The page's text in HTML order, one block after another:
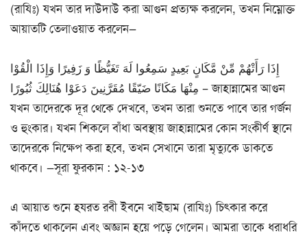
(রাযিঃ) যখন তার দাউদাউ করা আগুন প্রত্যক্ষ করলেন, তখন নিম্নোক্ত
আয়াতটি তেলাওয়াত করলেন—
إِذَا رَأَتْهُمْ مِّنْ مَّكَانٍ بَعِيدٍ سَمِعُوا لَهَ تَغَيُّظًا وَ زَفِيرًا وَإِذَا الْقُوْا
مِنْهَا مَكَانًا ضَيّقًا مُقَرَّنِينَ دَعَوْا هُنَالِكَ ثُبُورًا – জাহান্নামের আগুন
যখন তাদেরকে দূর থেকে দেখবে, তখন তারা শুনতে পাবে তার গর্জন
ও হুংকার। যখন শিকলে বাঁধা অবস্থায় জাহান্নামের কোন সংকীর্ণ স্থানে
তাদেরকে নিক্ষেপ করা হবে, তখন সেখানে তারা মৃত্যুকে ডাকতে
থাকবে। —সূরা ফুরকান : ১২-১৩
এ আয়াত শুনে হযরত রবী ইবনে খাইছাম (রাযিঃ) চিৎকার করে
কাঁদতে থাকলেন এবং অজ্ঞান হয়ে পড়ে গেলেন। আমরা তাকে ধরাধরি